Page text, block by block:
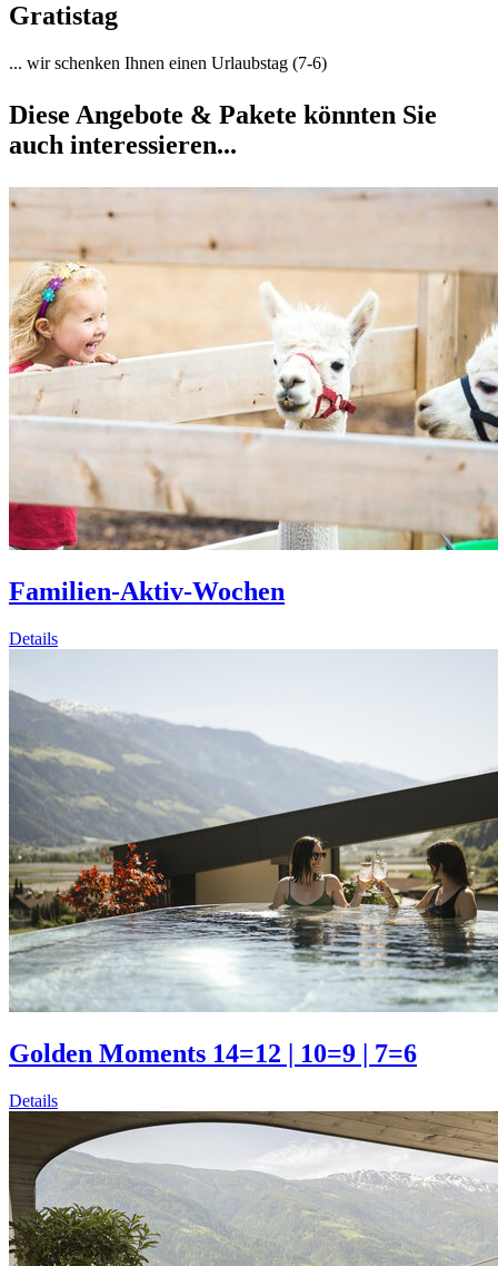
Gratistag
... wir schenken Ihnen einen Urlaubstag (7-6)
Diese Angebote & Pakete könnten Sie
auch interessieren...
Familien-Aktiv-Wochen
Details
Golden Moments 14=12 | 10=9 | 7=6
Details